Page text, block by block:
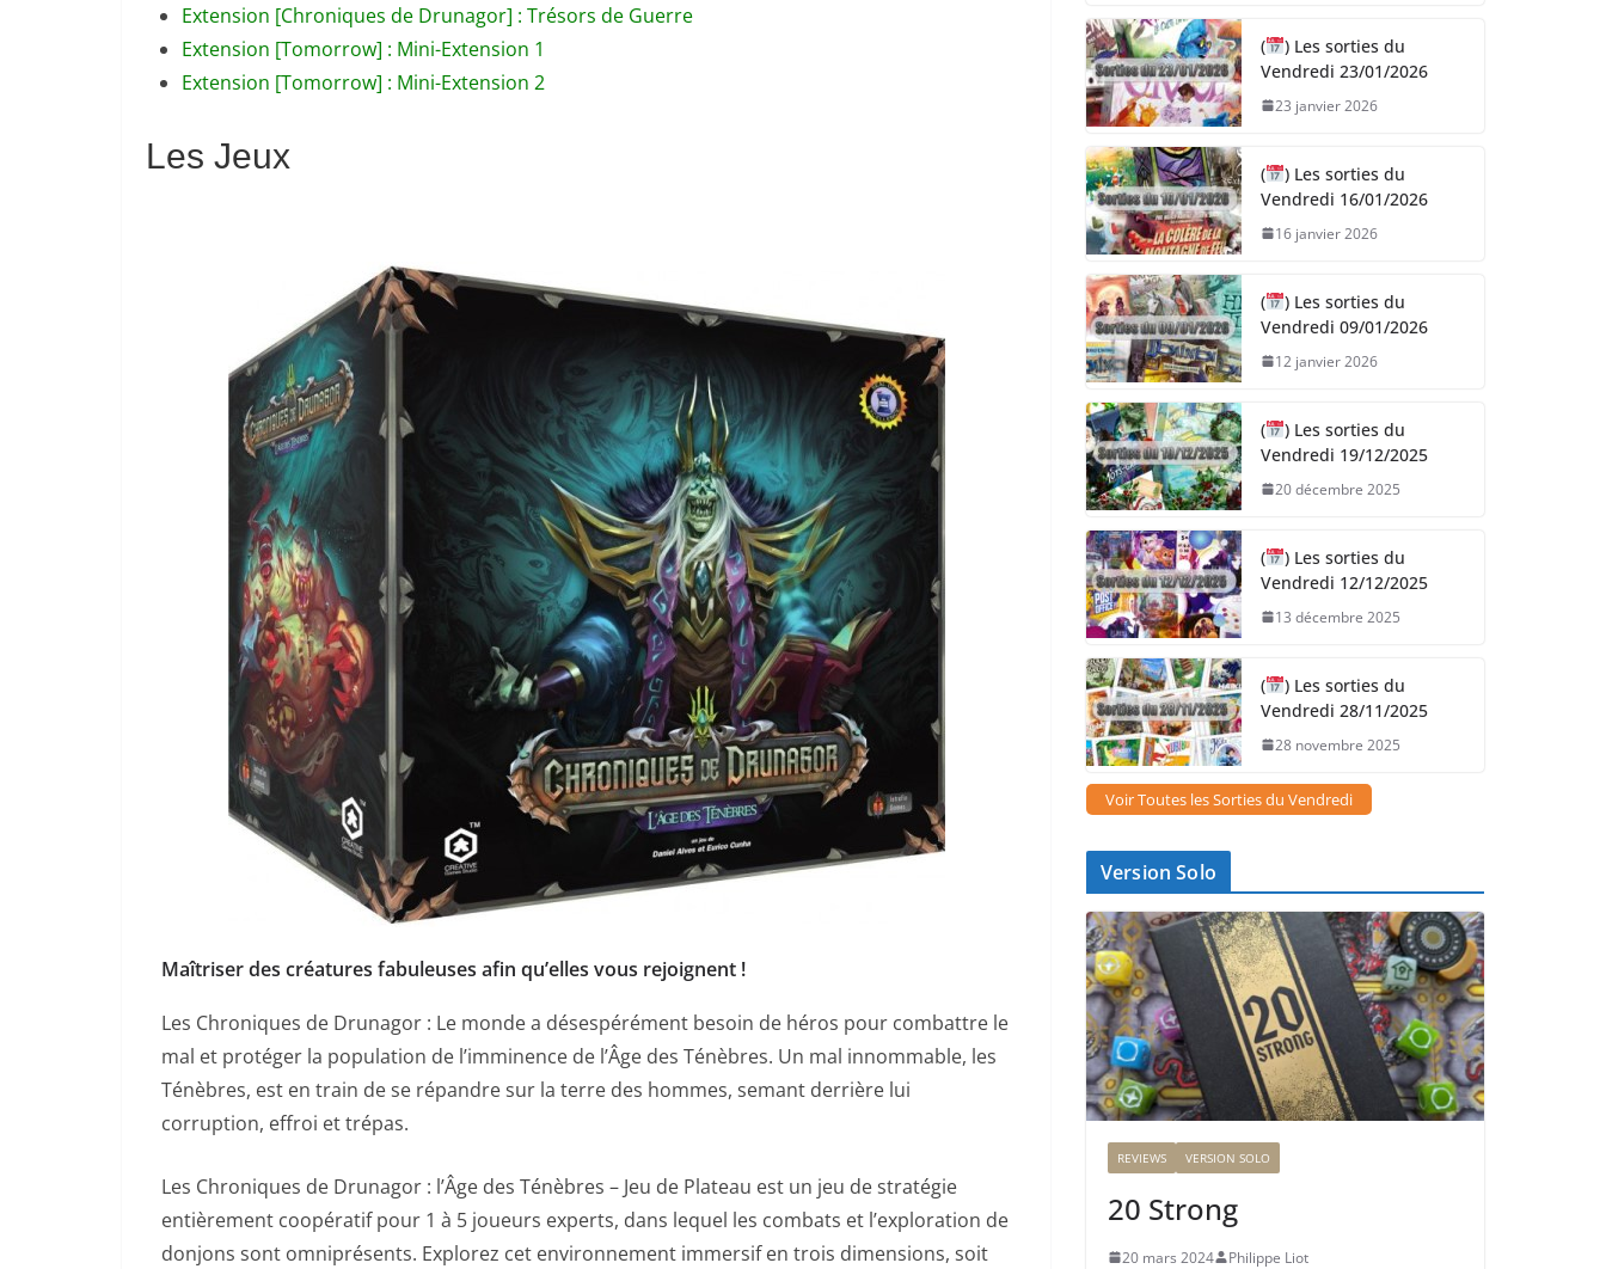
Extension [Chroniques de Drunagor] : Trésors de Guerre
Extension [Tomorrow] : Mini-Extension 1
Extension [Tomorrow] : Mini-Extension 2
Les Jeux
Maîtriser des créatures fabuleuses afin qu’elles vous rejoignent !
Les Chroniques de Drunagor : Le monde a désespérément besoin de héros pour combattre le
mal et protéger la population de l’imminence de l’Âge des Ténèbres. Un mal innommable, les
Ténèbres, est en train de se répandre sur la terre des hommes, semant derrière lui
corruption, effroi et trépas.
Les Chroniques de Drunagor : l’Âge des Ténèbres – Jeu de Plateau est un jeu de stratégie
entièrement coopératif pour 1 à 5 joueurs experts, dans lequel les combats et l’exploration de
donjons sont omniprésents. Explorez cet environnement immersif en trois dimensions, soit
(
) Les sorties du
Vendredi 23/01/2026
23 janvier 2026
(
) Les sorties du
Vendredi 16/01/2026
16 janvier 2026
(
) Les sorties du
Vendredi 09/01/2026
12 janvier 2026
(
) Les sorties du
Vendredi 19/12/2025
20 décembre 2025
(
) Les sorties du
Vendredi 12/12/2025
13 décembre 2025
(
) Les sorties du
Vendredi 28/11/2025
28 novembre 2025
Voir Toutes les Sorties du Vendredi
Version Solo
REVIEWS VERSION SOLO
20 Strong
20 mars 2024 Philippe Liot